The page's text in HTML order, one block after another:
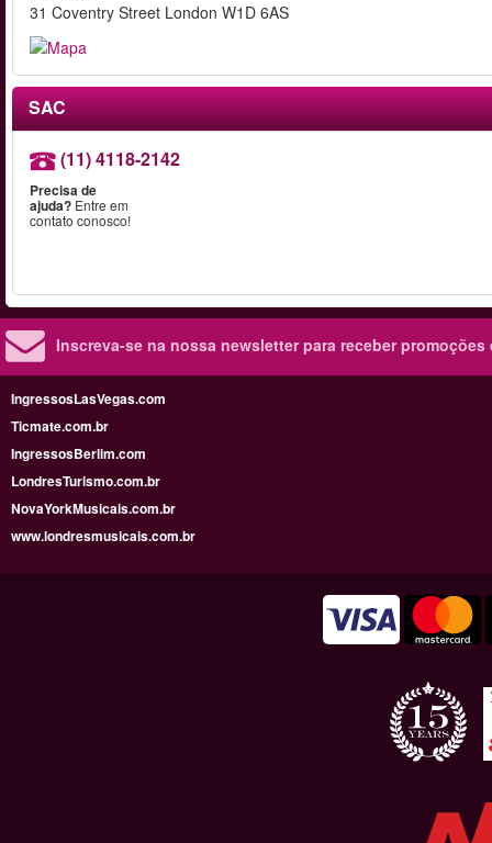
31 Coventry Street London W1D 6AS
SAC
(11) 4118-2142
Precisa de
ajuda? Entre em
contato conosco!
Inscreva-se na nossa newsletter para receber
IngressosLasVegas.com
Ticmate.com.br
IngressosBerlim.com
LondresTurismo.com.br
NovaYorkMusicais.com.br
www.londresmusicais.com.br